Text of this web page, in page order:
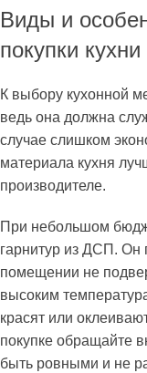
Виды и
покупки кухни
К выбору кухонной
ведь она должна
случае слишком
материала кухня
производителе.
При небольшом
гарнитур из ДСП. Он
помещении не
высоким
красят или
покупке обращайте
быть ровными и не